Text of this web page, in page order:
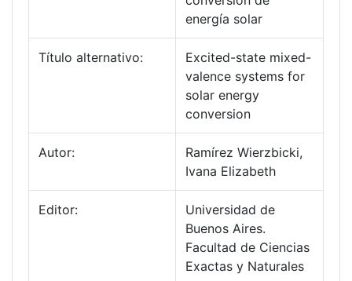
energía solar
Título alternativo:
Excited-state mixed-
valence systems for
solar energy
conversion
Autor:
Ramírez Wierzbicki,
Ivana Elizabeth
Editor:
Universidad de
Buenos Aires.
Facultad de Ciencias
Exactas y Naturales